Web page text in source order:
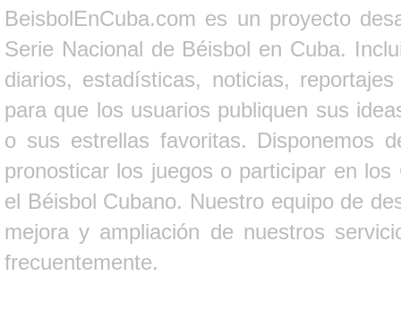
BeisbolEnCuba.com es un proyecto
Serie Nacional de Béisbol en Cuba.
diarios, estadísticas, noticias,
para que los usuarios publiquen sus
o sus estrellas favoritas. Disponemos
pronosticar los juegos o participar en
el Béisbol Cubano. Nuestro equipo de
mejora y ampliación de nuestros
frecuentemente.